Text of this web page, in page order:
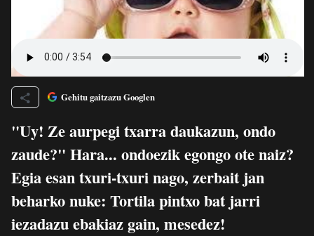
Gehitu gaitzazu Googlen
"Uy! Ze aurpegi txarra daukazun, ondo
zaude?" Hara... ondoezik egongo ote naiz?
Egia esan txuri-txuri nago, zerbait jan
beharko nuke: Tortila pintxo bat jarri
iezadazu ebakiaz gain, mesedez!